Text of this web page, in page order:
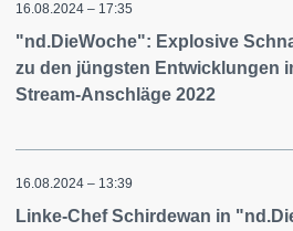
16.08.2024 – 17:35
"nd.DieWoche": Explosive
zu den jüngsten Entwicklungen
Stream-Anschläge 2022
16.08.2024 – 13:39
Linke-Chef Schirdewan in